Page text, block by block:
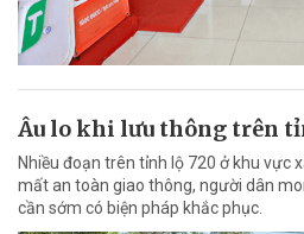
Âu lo khi lưu thông trên
Nhiều đoạn trên tỉnh lộ 720 ở khu vực
mất an toàn giao thông, người dân
cần sớm có biện pháp khắc phục.